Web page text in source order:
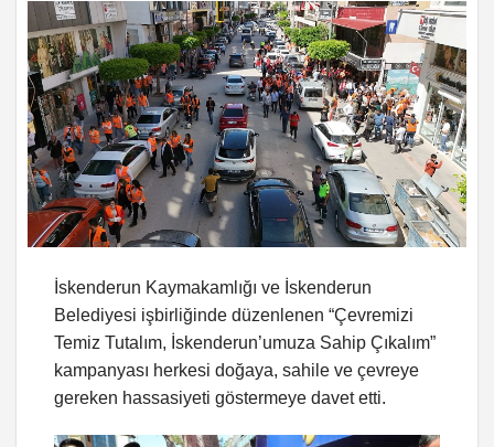
İskenderun Kaymakamlığı ve İskenderun
Belediyesi işbirliğinde düzenlenen “Çevremizi
Temiz Tutalım, İskenderun’umuza Sahip Çıkalım”
kampanyası herkesi doğaya, sahile ve çevreye
gereken hassasiyeti göstermeye davet etti.